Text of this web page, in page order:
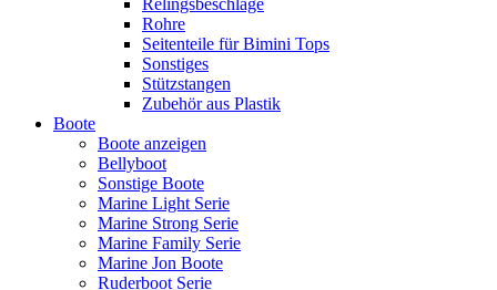
Rohre
Seitenteile für Bimini Tops
Sonstiges
Stützstangen
Zubehör aus Plastik
Boote
Boote anzeigen
Bellyboot
Sonstige Boote
Marine Light Serie
Marine Strong Serie
Marine Family Serie
Marine Jon Boote
Ruderboot Serie